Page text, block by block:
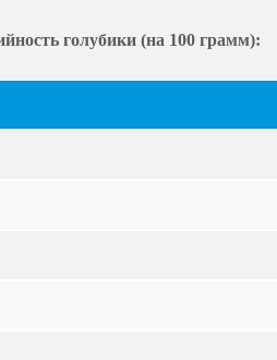
голубики (на 100 грамм):